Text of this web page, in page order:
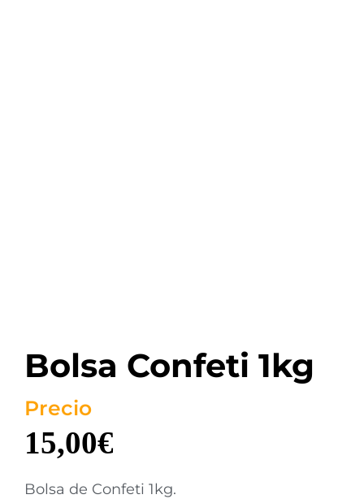
Bolsa Confeti 1kg
Precio
15,00€
Bolsa de Confeti 1kg.